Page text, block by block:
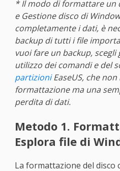
* Il modo di formattare un
e Gestione disco di
completamente i dati, è
backup di tutti i file
vuoi fare un backup,
utilizzo dei comandi e del
partizioniEaseUS, che
formattazione ma una
perdita di dati.
Metodo 1.
Esplora file di
La formattazione del disco